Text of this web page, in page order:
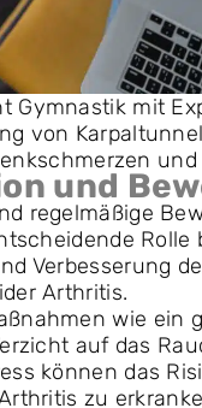
Gymnastik mit
von
und
regelmäßige
Rolle
Verbesserung
Arthritis.
wie ein
auf das
können das
zu